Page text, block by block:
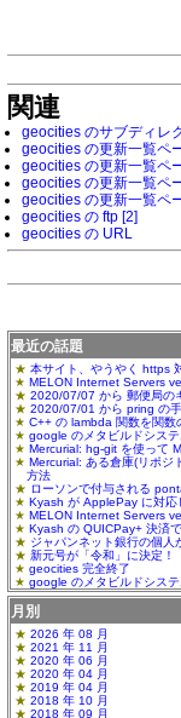
関連
geocities のサブディレ
geocities の更新一覧ペ
geocities の更新一覧ペ
geocities の更新一覧ペ
geocities の更新一覧ペ
geocities の ftp [2]
geocities の URL
最近の話題
本サイト、やうやく https
MELON Internet Servers
2020/07/07 から 郵便局の
2020/07/01 から pring の
C++ の lambda 関数を関数
google のメタビルドシス
Mercurial: hg-git を使って
Mercurial: ある倉庫(リポジ
方法
ローソンで付与される
Kyash が ApplePay に対応
MELON Internet Servers
Kyash の QUICPay+ 決済
ジャパンネット銀行の個人
新元号が「令和」に決定！
geocities 完全終了
google のメタビルドシス
月別
2026 年 08 月
2021 年 11 月
2020 年 06 月
2020 年 04 月
2019 年 04 月
2018 年 10 月
2018 年 09 月